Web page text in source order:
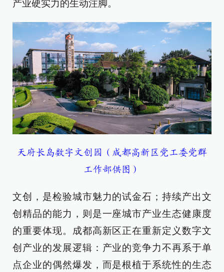
产业硬实力的生动注脚。
天府长岛数字文创园（成都高新区党工委党群
工作部供图）
文创，是检验城市魅力的试金石；持续产出文
创精品的能力，则是一座城市产业生态健康度
的重要体现。成都高新区正在重新定义数字文
创产业的发展逻辑：产业的竞争力不再系于单
点企业的偶然爆发，而是根植于系统性的生态